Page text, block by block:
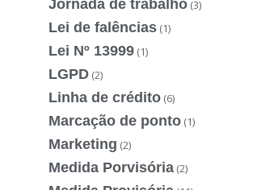
Jornada de trabalho (3)
Lei de falências (1)
Lei Nº 13999 (1)
LGPD (2)
Linha de crédito (6)
Marcação de ponto (1)
Marketing (2)
Medida Porvisória (2)